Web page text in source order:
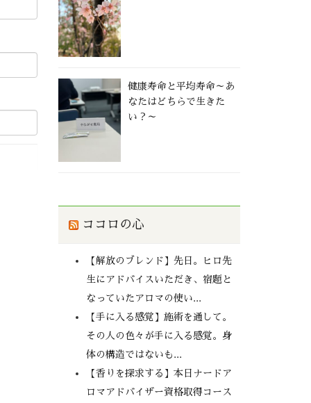
健康寿命と平均寿命～あ
なたはどちらで生きた
い？～
ココロの心
【解放のブレンド】先日。ヒロ先
生にアドバイスいただき、宿題と
なっていたアロマの使い...
【手に入る感覚】施術を通して。
その人の色々が手に入る感覚。身
体の構造ではないも...
【香りを探求する】本日ナードア
ロマアドバイザー資格取得コース